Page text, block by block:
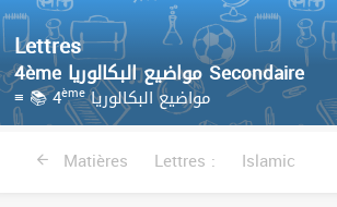
Lettres
4ème مواضيع البكالوريا Secondaire
≡ 📚 4ème مواضيع البكالوريا
Matières Lettres : Islamic